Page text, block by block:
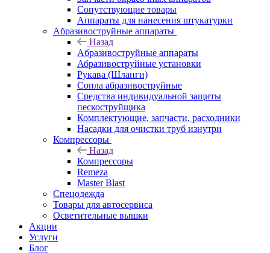
Сопутствующие товары
Аппараты для нанесения штукатурки
Aбразивоструйные аппараты
Назад
Aбразивоструйные аппараты
Абразивоструйные установки
Рукава (Шланги)
Сопла абразивоструйные
Средства индивидуальной защиты
пескоструйщика
Комплектующие, запчасти, расходники
Насадки для очистки труб изнутри
Компрессоры
Назад
Компрессоры
Remeza
Master Blast
Спецодежда
Товары для автосервиса
Осветительные вышки
Акции
Услуги
Блог